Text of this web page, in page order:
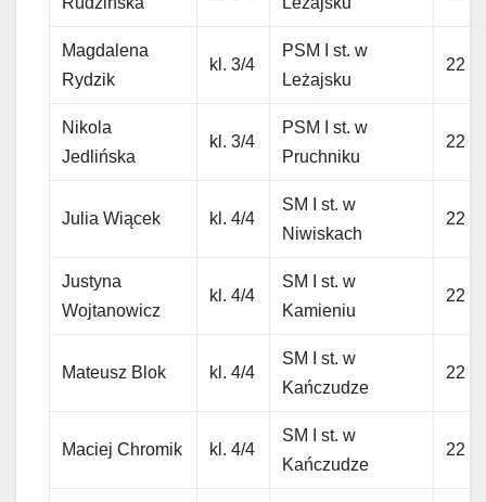
Magdalena
Rydzik
kl. 3/4
PSM I st. w
Leżajsku
22
Nikola
Jedlińska
kl. 3/4
PSM I st. w
Pruchniku
22
Julia Wiącek kl. 4/4
SM I st. w
Niwiskach
22
Justyna
Wojtanowicz
kl. 4/4
SM I st. w
Kamieniu
22
Mateusz Blok kl. 4/4
SM I st. w
Kańczudze
22
Maciej Chromik kl. 4/4
SM I st. w
Kańczudze
22